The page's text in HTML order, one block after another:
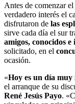
Antes de comenzar
verdadero interés el
disfrutaron de las
sirve cada día el sur
amigos, conocidos
solicitado, en el
ocasión.
«Hoy es un día
el arranque de su
René Jesús Payo.